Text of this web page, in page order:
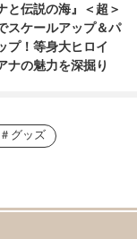
と伝説の海』＜超＞
スケールアップ＆パ
プ！等身大ヒロイ
ナの魅力を深掘り
グッズ